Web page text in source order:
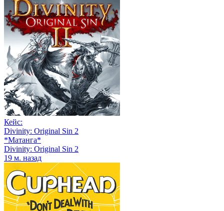
Кейс:
Divinity: Original Sin 2
*Матанга*
Divinity: Original Sin 2
19 м. назад